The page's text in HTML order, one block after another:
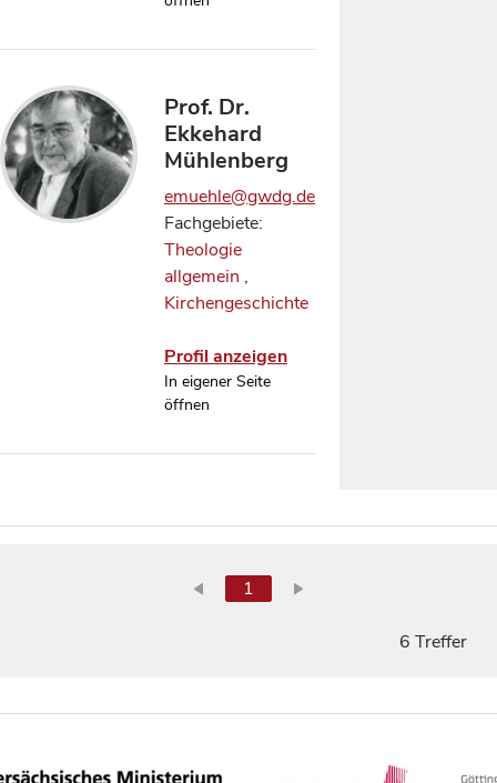
Prof. Dr.
Ekkehard
Mühlenberg
emuehle@gwdg.de
Fachgebiete:
Theologie
allgemein ,
Kirchengeschichte
Profil anzeigen
In eigener Seite
öffnen
1
6 Treffer